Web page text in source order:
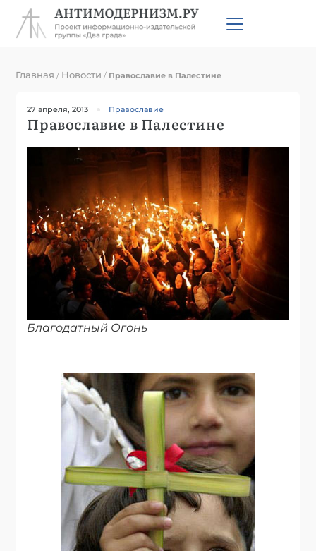
Главная / Новости / Православие в Палестине
27 апреля, 2013 Православие
Православие в Палестине
Благодатный Огонь